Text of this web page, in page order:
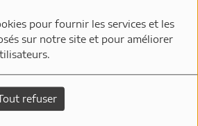
pour fournir les services et les
sur notre site et pour améliorer
refuser